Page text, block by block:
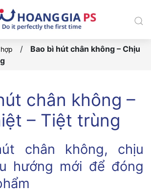
/
Bao bì hút chân không – Chịu
chân không –
– Tiệt trùng
chân không, chịu
hướng mới để đóng